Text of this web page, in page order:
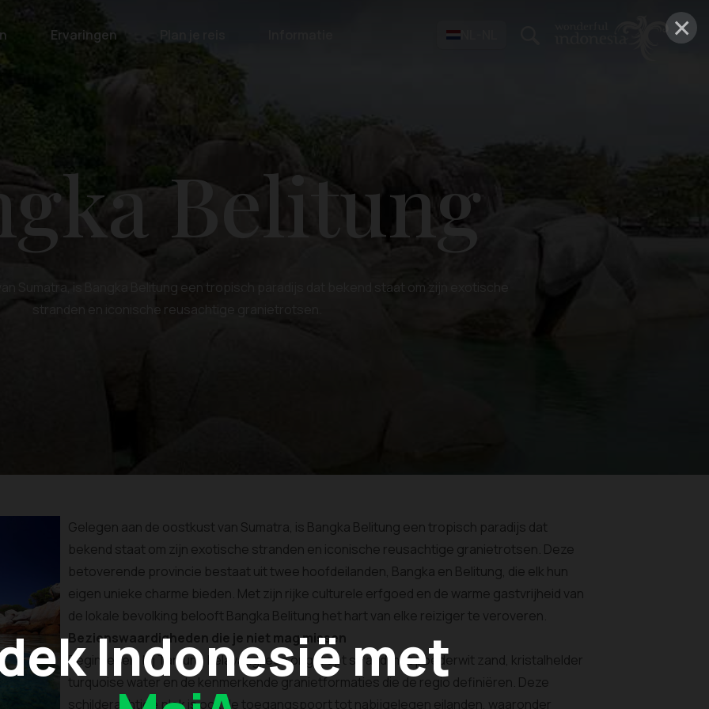
×
Indonesië met
Ervaringen NL-NL
Belitung
Sumatra, is Bangka Belitung een tropisch paradijs dat bekend staat om zijn exotische
stranden en iconische reusachtige granietrotsen.
Gelegen aan de oostkust van Sumatra, is Bangka Belitung een tropisch paradijs dat
bekend staat om zijn exotische stranden en iconische reusachtige granietrotsen. Deze
betoverende provincie bestaat uit twee hoofdeilanden, Bangka en Belitung, die elk hun
eigen unieke charme bieden. Met zijn rijke culturele erfgoed en de warme gastvrijheid van
de lokale bevolking belooft Bangka Belitung het hart van elke reiziger te veroveren.
Bezienswaardigheden die je niet mag missen
Begin je reis bij Tanjung Kelayang, een ongerept strand met poederwit zand, kristalhelder
turquoise water en de kenmerkende granietformaties die de regio definiëren. Deze
schilderachtige plek is ook de toegangspoort tot nabijgelegen eilanden, waaronder